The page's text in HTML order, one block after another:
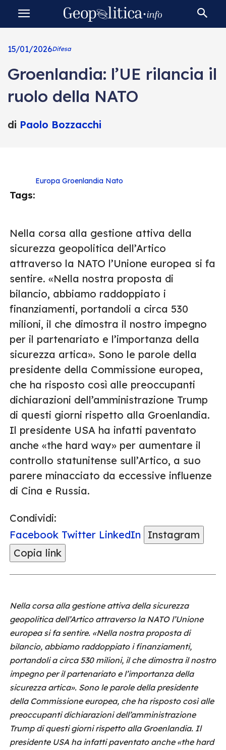
15/01/2026Difesa
Groenlandia: l’UE rilancia il
ruolo della NATO
di Paolo Bozzacchi
Tags:
Europa Groenlandia Nato
Nella corsa alla gestione attiva della
sicurezza geopolitica dell’Artico
attraverso la NATO l’Unione europea si fa
sentire. «Nella nostra proposta di
bilancio, abbiamo raddoppiato i
finanziamenti, portandoli a circa 530
milioni, il che dimostra il nostro impegno
per il partenariato e l’importanza della
sicurezza artica». Sono le parole della
presidente della Commissione europea,
che ha risposto così alle preoccupanti
dichiarazioni dell’amministrazione Trump
di questi giorni rispetto alla Groenlandia.
Il presidente USA ha infatti paventato
anche «the hard way» per aumentare il
controllo statunitense sull’Artico, a suo
parere minacciato da eccessive influenze
di Cina e Russia.
Condividi:
Facebook Twitter LinkedIn
Instagram
Copia link
Nella corsa alla gestione attiva della sicurezza
geopolitica dell’Artico attraverso la NATO l’Unione
europea si fa sentire. «Nella nostra proposta di
bilancio, abbiamo raddoppiato i finanziamenti,
portandoli a circa 530 milioni, il che dimostra il nostro
impegno per il partenariato e l’importanza della
sicurezza artica». Sono le parole della presidente
della Commissione europea, che ha risposto così alle
preoccupanti dichiarazioni dell’amministrazione
Trump di questi giorni rispetto alla Groenlandia. Il
presidente USA ha infatti paventato anche «the hard